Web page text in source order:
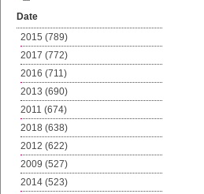
Date
2015 (789)
2017 (772)
2016 (711)
2013 (690)
2011 (674)
2018 (638)
2012 (622)
2009 (527)
2014 (523)